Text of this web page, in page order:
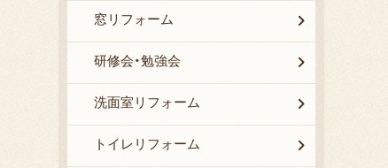
窓リフォーム
研修会・勉強会
洗面室リフォーム
トイレリフォーム